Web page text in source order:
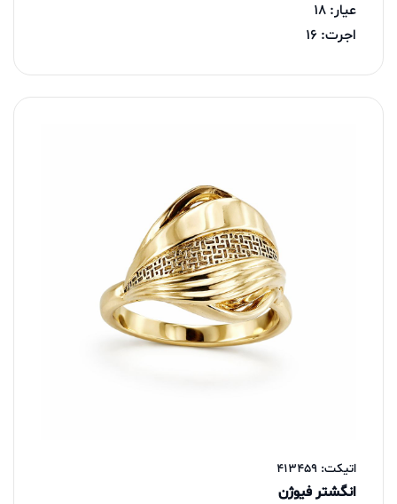
عیار: 18
اجرت: 16
اتیکت: 413459
انگشتر فیوژن